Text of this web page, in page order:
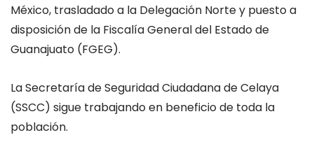
México, trasladado a la Delegación Norte y puesto a
disposición de la Fiscalía General del Estado de
Guanajuato (FGEG).
La Secretaría de Seguridad Ciudadana de Celaya
(SSCC) sigue trabajando en beneficio de toda la
población.